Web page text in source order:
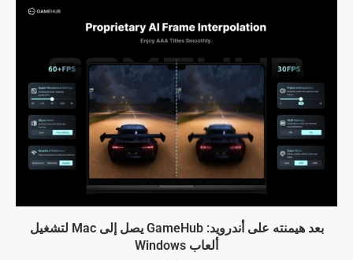
بعد هيمنته على أندرويد: GameHub يصل إلى Mac لتشغيل
ألعاب Windows